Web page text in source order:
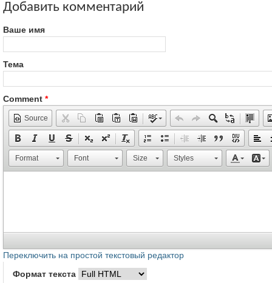
Добавить комментарий
Ваше имя
Тема
Comment *
Source
Format Font Size Styles
Переключить на простой текстовый редактор
Формат текста